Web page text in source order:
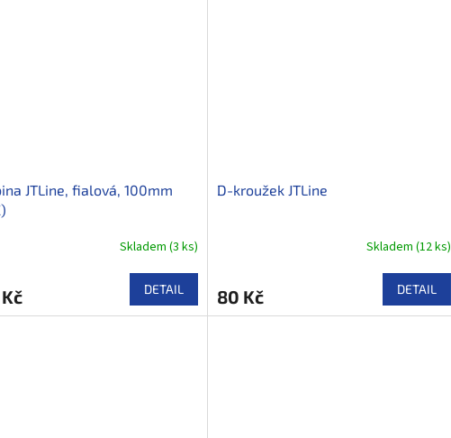
JTLine, fialová, 100mm
Skladem (3 ks)
DETAIL
D-kroužek JTLine
Skladem (12 ks)
80 Kč DETAIL